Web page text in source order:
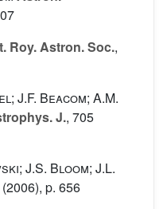
Roy. Astron. Soc.,
J.F. Beacom; A.M.
J., 705
J.S. Bloom; J.L.
(2006), p. 656